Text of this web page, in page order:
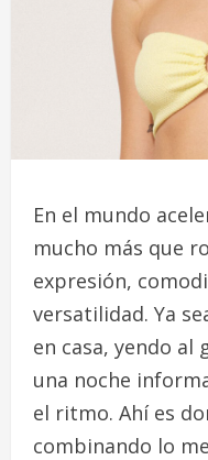
En el mundo
mucho más que
expresión,
versatilidad. Ya
en casa, yendo al
una noche
el ritmo. Ahí es
combinando lo